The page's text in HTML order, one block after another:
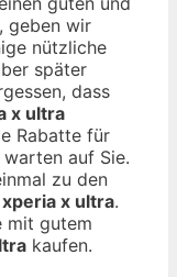
geben wir
nützliche
später
dass
x ultra
Rabatte für
auf Sie.
zu den
xperia x ultra.
mit gutem
kaufen.